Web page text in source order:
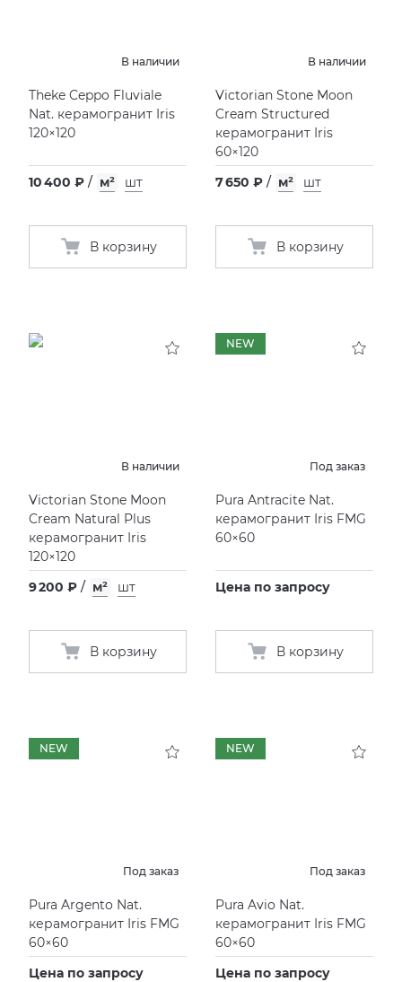
В наличии
Theke Ceppo Fluviale
Nat. керамогранит Iris
120×120
10 400 ₽ / м² шт
В корзину
В наличии
Victorian Stone Moon
Cream Structured
керамогранит Iris
60×120
7 650 ₽ / м² шт
В корзину
В наличии
Victorian Stone Moon
Cream Natural Plus
керамогранит Iris
120×120
9 200 ₽ / м² шт
В корзину
NEW
Под заказ
Pura Antracite Nat.
керамогранит Iris FMG
60×60
Цена по запросу
В корзину
NEW
Под заказ
Pura Argento Nat.
керамогранит Iris FMG
60×60
Цена по запросу
NEW
Под заказ
Pura Avio Nat.
керамогранит Iris FMG
60×60
Цена по запросу